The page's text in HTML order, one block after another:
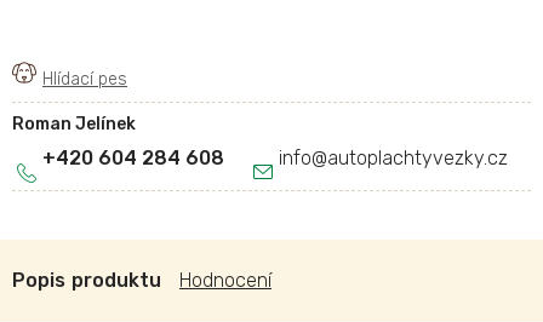
Roman Jelínek
info@autoplachtyvezky.cz
+420 604 284 608
Popis Hodnocení